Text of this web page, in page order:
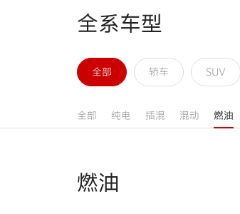
技术创新
新闻资讯
全系车型
全部 轿车 SUV
全部 纯电 插混 混动 燃油
燃油